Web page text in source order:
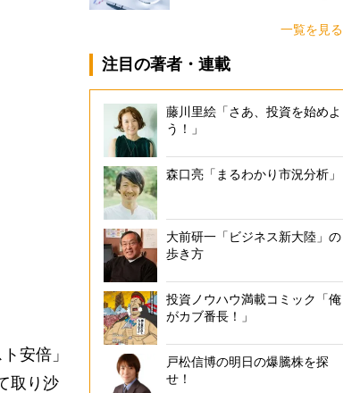
安倍」
取り沙
一覧を見る
注目の著者・連載
藤川里絵「さあ、投資を始めよ
う！」
森口亮「まるわかり市況分析」
大前研一「ビジネス新大陸」の
歩き方
投資ノウハウ満載コミック「俺
がカブ番長！」
戸松信博の明日の爆騰株を探
せ！